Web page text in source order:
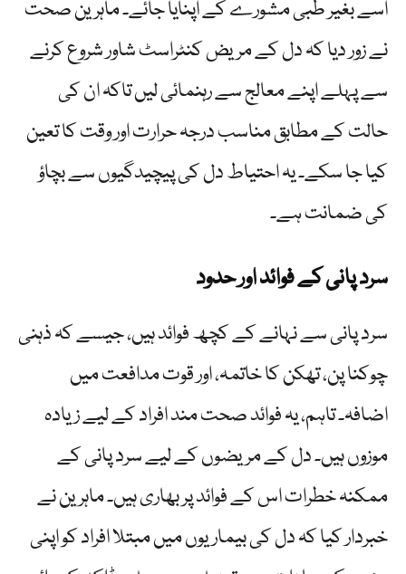
اسے بغیر طبی مشورے کے اپنایا جائے۔ ماہرین صحت
نے زور دیا کہ دل کے مریض کنٹراسٹ شاور شروع کرنے
سے پہلے اپنے معالج سے رہنمائی لیں تاکہ ان کی
حالت کے مطابق مناسب درجہ حرارت اور وقت کا تعین
کیا جا سکے۔ یہ احتیاط دل کی پیچیدگیوں سے بچاؤ
کی ضمانت ہے۔
سرد پانی کے فوائد اور حدود
سرد پانی سے نہانے کے کچھ فوائد ہیں، جیسے کہ ذہنی
چوکنا پن، تھکن کا خاتمہ، اور قوت مدافعت میں
اضافہ۔ تاہم، یہ فوائد صحت مند افراد کے لیے زیادہ
موزوں ہیں۔ دل کے مریضوں کے لیے سرد پانی کے
ممکنہ خطرات اس کے فوائد پر بھاری ہیں۔ ماہرین نے
خبردار کیا کہ دل کی بیماریوں میں مبتلا افراد کو اپنی